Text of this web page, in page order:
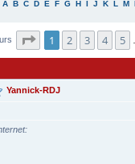
A B C D E F G H I J K L M
Page sur7
1 2 3 4 5
Yannick-RDJ